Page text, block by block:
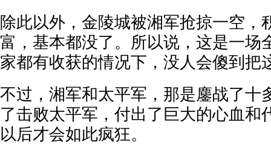
除此以外，金陵城被湘军抢掠一空，
富，基本都没了。所以说，这是一场
家都有收获的情况下，没人会傻到把
不过，湘军和太平军，那是鏖战了十
了击败太平军，付出了巨大的心血和
以后才会如此疯狂。